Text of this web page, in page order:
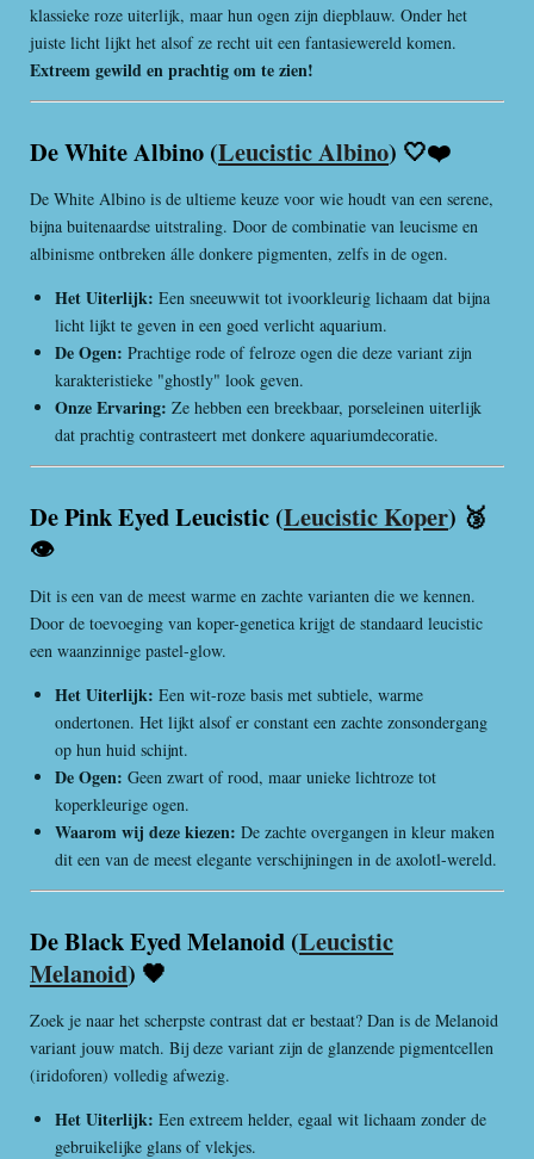
klassieke roze uiterlijk, maar hun ogen zijn diepblauw. Onder het
juiste licht lijkt het alsof ze recht uit een fantasiewereld komen.
Extreem gewild en prachtig om te zien!
De White Albino (Leucistic Albino) 🤍❤️
De White Albino is de ultieme keuze voor wie houdt van een serene,
bijna buitenaardse uitstraling. Door de combinatie van leucisme en
albinisme ontbreken álle donkere pigmenten, zelfs in de ogen.
Het Uiterlijk: Een sneeuwwit tot ivoorkleurig lichaam dat bijna
licht lijkt te geven in een goed verlicht aquarium.
De Ogen: Prachtige rode of felroze ogen die deze variant zijn
karakteristieke "ghostly" look geven.
Onze Ervaring: Ze hebben een breekbaar, porseleinen uiterlijk
dat prachtig contrasteert met donkere aquariumdecoratie.
De Pink Eyed Leucistic (Leucistic Koper) 🥉
👁️
Dit is een van de meest warme en zachte varianten die we kennen.
Door de toevoeging van koper-genetica krijgt de standaard leucistic
een waanzinnige pastel-glow.
Het Uiterlijk: Een wit-roze basis met subtiele, warme
ondertonen. Het lijkt alsof er constant een zachte zonsondergang
op hun huid schijnt.
De Ogen: Geen zwart of rood, maar unieke lichtroze tot
koperkleurige ogen.
Waarom wij deze kiezen: De zachte overgangen in kleur maken
dit een van de meest elegante verschijningen in de axolotl-wereld.
De Black Eyed Melanoid (Leucistic
Melanoid) 🖤
Zoek je naar het scherpste contrast dat er bestaat? Dan is de Melanoid
variant jouw match. Bij deze variant zijn de glanzende pigmentcellen
(iridoforen) volledig afwezig.
Het Uiterlijk: Een extreem helder, egaal wit lichaam zonder de
gebruikelijke glans of vlekjes.